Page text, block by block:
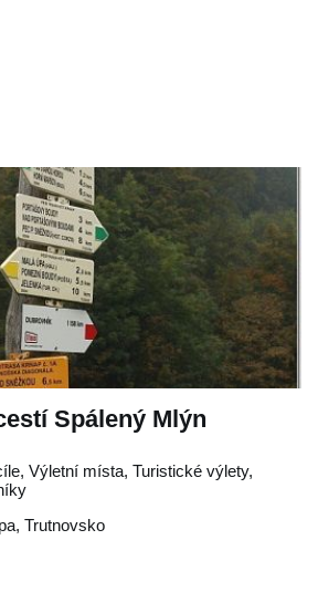
Spálený Mlýn
Výletní místa, Turistické výlety,
, Trutnovsko